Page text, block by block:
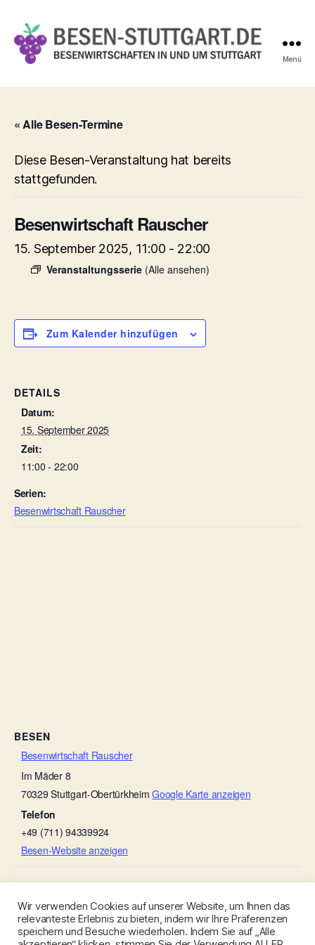
Stuttgart.de
Menü
« Alle Besen-Termine
Diese Besen-Veranstaltung hat bereits
stattgefunden.
Besenwirtschaft Rauscher
15. September 2025, 11:00 - 22:00
Veranstaltungsserie (Alle ansehen)
Zum Kalender hinzufügen
DETAILS
Datum:
15. September 2025
Zeit:
11:00 - 22:00
Serien:
Besenwirtschaft Rauscher
BESEN
Besenwirtschaft Rauscher
Im Mäder 8
70329 Stuttgart-Obertürkheim Google Karte anzeigen
Telefon
+49 (711) 94339924
Besen-Website anzeigen
Wir verwenden Cookies auf unserer Website, um Ihnen das
relevanteste Erlebnis zu bieten, indem wir Ihre Präferenzen
speichern und Besuche wiederholen. Indem Sie auf „Alle